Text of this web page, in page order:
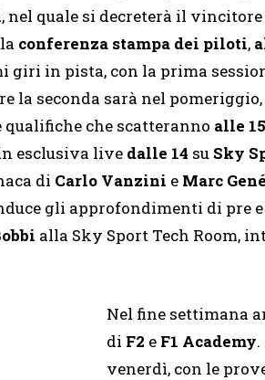
, nel quale si decreterà il
conferenza stampa dei piloti,
giri in pista, con la prima
la seconda sarà nel pomeriggio,
qualifiche che scatteranno alle 15
esclusiva live dalle 14 su Sky
di Carlo Vanzini e Marc Gené
gli approfondimenti di pre
alla Sky Sport Tech Room,
Nel fine settimana
di F2 e F1 Academy
venerdì, con le